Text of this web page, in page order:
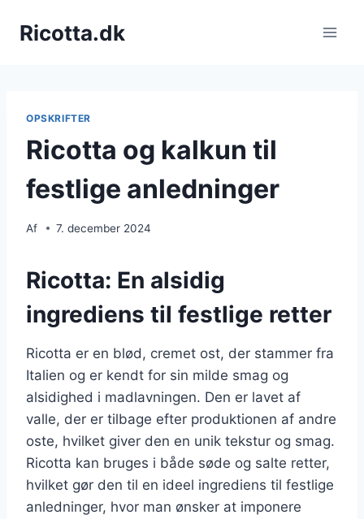
Ricotta.dk
OPSKRIFTER
Ricotta og kalkun til
festlige anledninger
Af 7. december 2024
Ricotta: En alsidig
ingrediens til festlige retter
Ricotta er en blød, cremet ost, der stammer fra
Italien og er kendt for sin milde smag og
alsidighed i madlavningen. Den er lavet af
valle, der er tilbage efter produktionen af andre
oste, hvilket giver den en unik tekstur og smag.
Ricotta kan bruges i både søde og salte retter,
hvilket gør den til en ideel ingrediens til festlige
anledninger, hvor man ønsker at imponere